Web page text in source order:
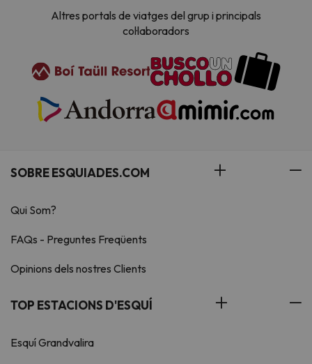
Altres portals de viatges del grup i principals
col·laboradors
SOBRE ESQUIADES.COM
Qui Som?
FAQs - Preguntes Freqüents
Opinions dels nostres Clients
TOP ESTACIONS D'ESQUÍ
Esquí Grandvalira